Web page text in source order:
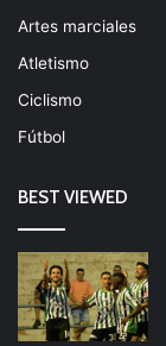
Artes marciales
Atletismo
Ciclismo
Fútbol
BEST VIEWED